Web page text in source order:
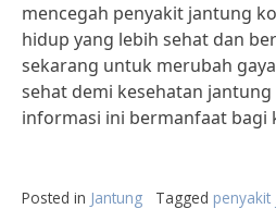
mencegah penyakit jantung
hidup yang lebih sehat dan
sekarang untuk merubah
sehat demi kesehatan jantung
informasi ini bermanfaat bagi
Posted in Jantung Tagged